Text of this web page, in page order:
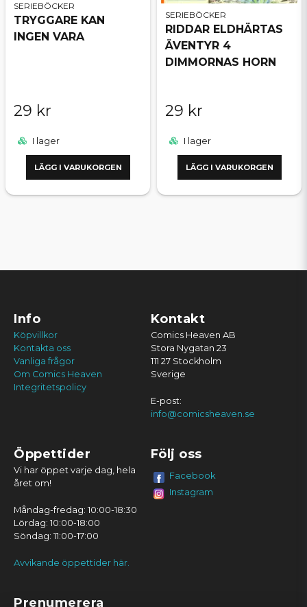
SERIEBÖCKER
TRYGGARE KAN
INGEN VARA
29 kr
I lager
LÄGG I VARUKORGEN
SERIEBÖCKER
RIDDAR ELDHÄRTAS
ÄVENTYR 4
DIMMORNAS HORN
29 kr
I lager
LÄGG I VARUKORGEN
Info
Köpvillkor
Kontakta oss
Vanliga frågor
Om Comics Heaven
Integritetspolicy
Kontakt
Comics Heaven AB
Stora Nygatan 23
111 27 Stockholm
Sverige
E-post:
info@comicsheaven.se
Öppettider
Vi har öppet varje dag, hela
året om!
Måndag-fredag: 10:00-18:30
Lördag: 10:00-18:00
Söndag: 11:00-17:00
Avvikande öppettider här.
Följ oss
Facebook
Instagram
Prenumerera